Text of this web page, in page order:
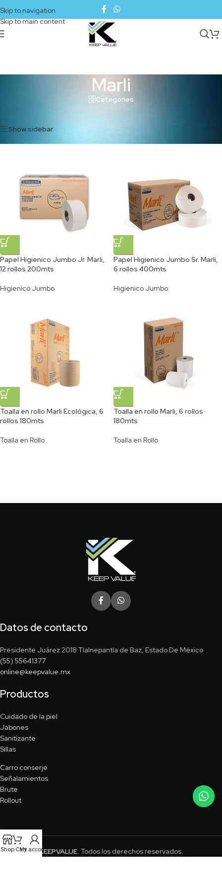
Skip to navigation
Skip to main content
Marli
Categories
Show sidebar
Papel Higienico Jumbo Jr. Marli,
12 rollos 200mts
Higienico Jumbo
Papel Higienico Jumbo Sr. Marli,
6 rollos 400mts
Higienico Jumbo
Toalla en rollo Marli Ecológica, 6
rollos 180mts
Toalla en Rollo
Toalla en rollo Marli, 6 rollos
180mts
Toalla en Rollo
Datos de contacto
Presidente Juárez 2018 Tlalnepantla de Baz, Estado De México
(55) 55641377
online@keepvalue.mx
Productos
Cuidado de la piel
Jabones
Sanitizante
Sillas
Carro conserje
Señalamientos
Brute
Rollout
KEEPVALUE. Todos los derechos reservados.
Shop Cart
My account